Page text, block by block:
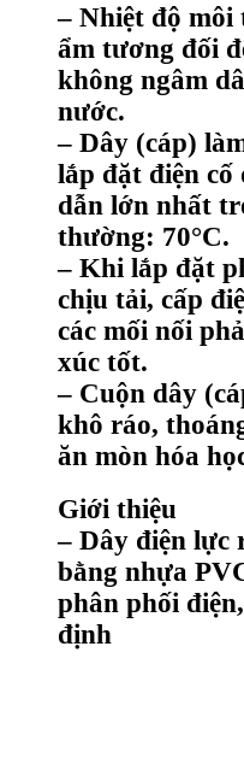
– Nhiệt độ môi
ẩm tương đối
không ngâm
nước.
– Dây (cáp)
lắp đặt điện
dẫn lớn nhất
thường: 70°C.
– Khi lắp đặt
chịu tải, cấp
các mối nối
xúc tốt.
– Cuộn dây
khô ráo,
ăn mòn hóa
Giới thiệu
– Dây điện lực
bằng nhựa
phân phối
định